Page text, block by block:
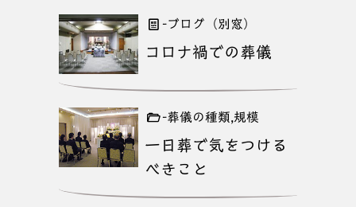
-ブログ（別窓）
コロナ禍での葬儀
-葬儀の種類,規模
一日葬で気をつける
べきこと